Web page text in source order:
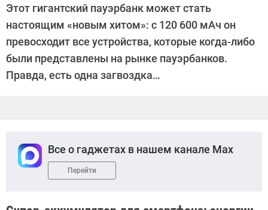
Поповкин
Этот гигантский пауэрбанк может стать
настоящим «новым хитом»: с 120 600 мАч он
превосходит все устройства, которые когда-либо
были представлены на рынке пауэрбанков.
Правда, есть одна загвоздка…
Все о гаджетах в нашем канале Max
Перейти